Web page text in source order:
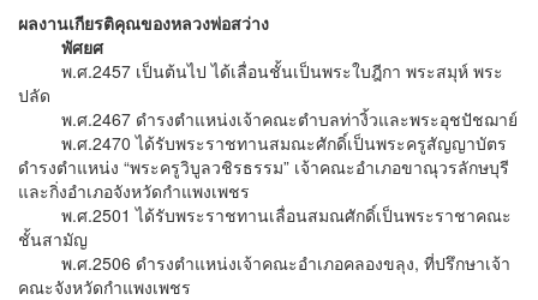
ผลงานเกียรติคุณของหลวงพ่อสว่าง
พัศยศ
พ.ศ.2457 เป็นต้นไป ได้เลื่อนชั้นเป็นพระใบฎีกา พระสมุห์ พระ
ปลัด
พ.ศ.2467 ดำรงตำแหน่งเจ้าคณะตำบลท่างิ้วและพระอุชปัชฌาย์
พ.ศ.2470 ได้รับพระราชทานสมณะศักดิ์เป็นพระครูสัญญาบัตร
ดำรงตำแหน่ง “พระครูวิบูลวชิรธรรม” เจ้าคณะอำเภอขาณุวรลักษบุรี
และกิ่งอำเภอจังหวัดกำแพงเพชร
พ.ศ.2501 ได้รับพระราชทานเลื่อนสมณศักดิ์เป็นพระราชาคณะ
ชั้นสามัญ
พ.ศ.2506 ดำรงตำแหน่งเจ้าคณะอำเภอคลองขลุง, ที่ปรึกษาเจ้า
คณะจังหวัดกำแพงเพชร